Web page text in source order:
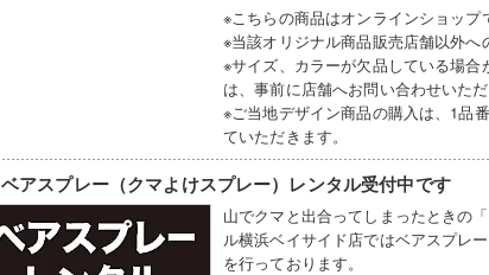
※こちらの商品はオンラインショッ
※当該オリジナル商品販売店舗以外
※サイズ、カラーが欠品している場
は、事前に店舗へお問い合わせいた
※ご当地デザイン商品の購入は、1品
ていただきます。
ベアスプレー（クマよけスプレー）レンタル受付中です
山でクマと出合ってしまったときの
ル横浜ベイサイド店ではベアスプレ
を行っております。